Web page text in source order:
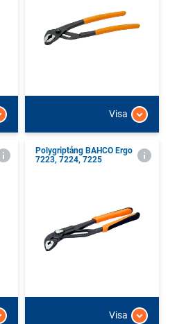
Visa
Polygriptång BAHCO Ergo
7223, 7224, 7225
Visa